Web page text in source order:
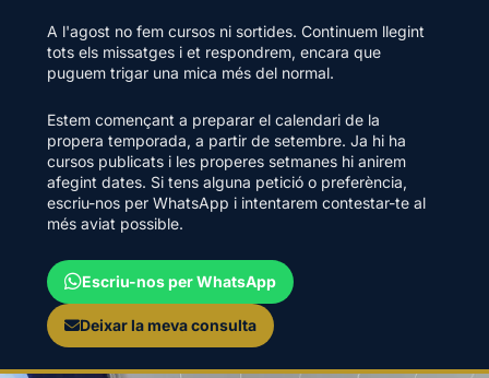
A l'agost no fem cursos ni sortides. Continuem llegint
tots els missatges i et respondrem, encara que
puguem trigar una mica més del normal.
Estem començant a preparar el calendari de la
propera temporada, a partir de setembre. Ja hi ha
cursos publicats i les properes setmanes hi anirem
afegint dates. Si tens alguna petició o preferència,
escriu-nos per WhatsApp i intentarem contestar-te al
més aviat possible.
Escriu-nos per WhatsApp
Deixar la meva consulta